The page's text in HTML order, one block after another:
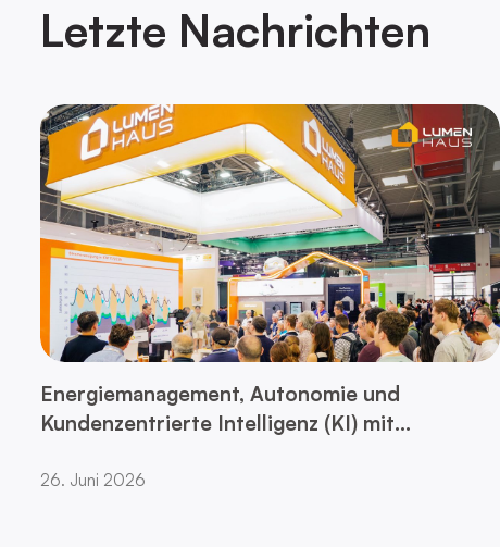
Letzte Nachrichten
Energiemanagement, Autonomie und
Kundenzentrierte Intelligenz (KI) mit
26. Juni 2026